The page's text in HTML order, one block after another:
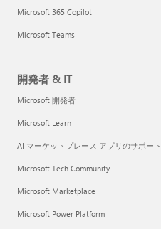
Microsoft 365 Copilot
Microsoft Teams
開発者 & IT
Microsoft 開発者
Microsoft Learn
AI マーケットプレース アプリのサポート
Microsoft Tech Community
Microsoft Marketplace
Microsoft Power Platform